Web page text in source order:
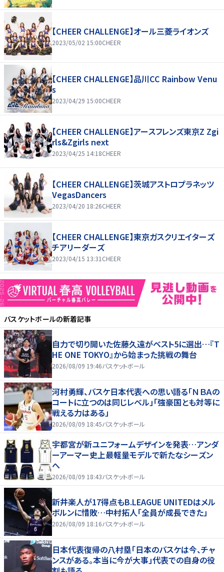
【CHEER CHALLENGE】オール三菱ライオンズ
2023/05/02 15:00CHEER
【CHEER CHALLENGE】品川CC Rainbow Venu
s
2023/04/29 15:00CHEER
【CHEER CHALLENGE】アースフレンズ東京Z Zgi
rls&Zgirls next
2023/04/25 14:18CHEER
【CHEER CHALLENGE】茨城アストロプラネッツ
VegasDancers
2023/04/20 18:26CHEER
【CHEER CHALLENGE】東京ガスクリエイターズ
チアリーダーズ
2023/04/15 13:31 CHEER
バスケットボールの新着記事
自力で切り開いた佐藤久遠がベスト5に選出…『T
HE ONE TOKYO』から始まった挑戦の舞台
2026/08/09 19:46バスケットボール
河村勇輝、バスケ日本代表への思い語る「ＮＢＡの
コートに立つのは同じレベル」「強豪国とも対等に
戦える力はある」
2026/08/09 18:45バスケットボール
宇都宮が新ユニフォームデザインを発表…アンダ
ーアーマー史上最軽量モデルで新たなシーズン
へ
2026/08/09 18:43バスケットボール
新井楽人が17得点もB.LEAGUE UNITEDはメル
ボルンに惜敗…中村拓人「全員が成長できた」
2026/08/09 18:16バスケットボール
日本代表復帰の八村塁「日本のバスケは今、チャ
ンスがある。本当に今が大事」代表での自身の役